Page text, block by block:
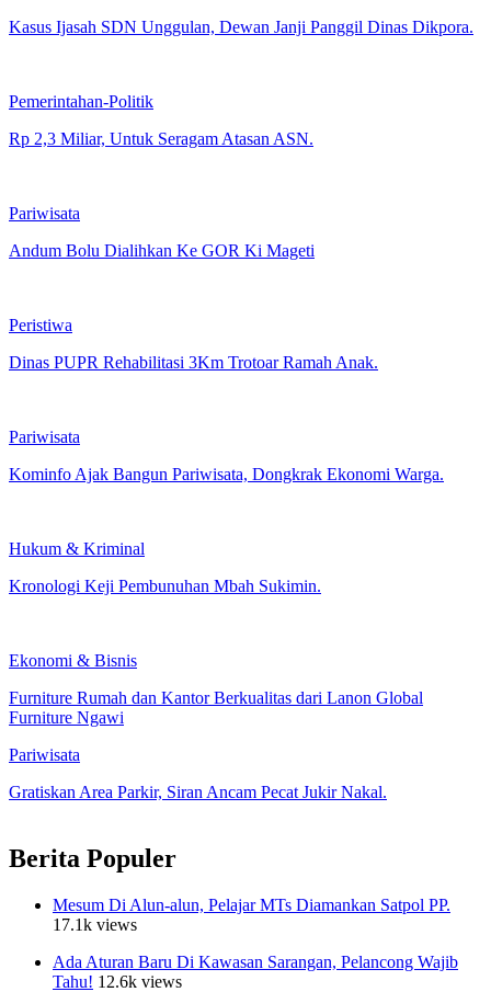
Kasus Ijasah SDN Unggulan, Dewan Janji Panggil Dinas Dikpora.
Pemerintahan-Politik
Rp 2,3 Miliar, Untuk Seragam Atasan ASN.
Pariwisata
Andum Bolu Dialihkan Ke GOR Ki Mageti
Peristiwa
Dinas PUPR Rehabilitasi 3Km Trotoar Ramah Anak.
Pariwisata
Kominfo Ajak Bangun Pariwisata, Dongkrak Ekonomi Warga.
Hukum & Kriminal
Kronologi Keji Pembunuhan Mbah Sukimin.
Ekonomi & Bisnis
Furniture Rumah dan Kantor Berkualitas dari Lanon Global
Furniture Ngawi
Pariwisata
Gratiskan Area Parkir, Siran Ancam Pecat Jukir Nakal.
Berita Populer
Mesum Di Alun-alun, Pelajar MTs Diamankan Satpol PP.
17.1k views
Ada Aturan Baru Di Kawasan Sarangan, Pelancong Wajib
Tahu! 12.6k views